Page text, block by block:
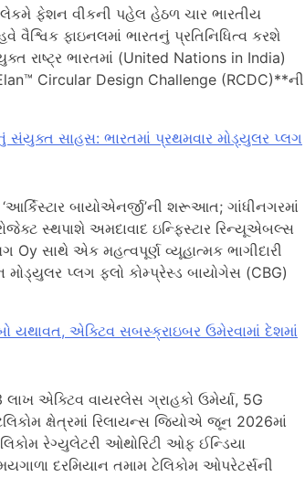
ફેશન વીકની પહેલ હેઠળ ચાર ભારતીય
વૈશ્વિક ફાઇનલમાં ભારતનું પ્રતિનિધિત્વ કરશે
રાષ્ટ્ર ભારતમાં (United Nations in India)
Circular Design Challenge (RCDC)**ની
સંયુક્ત સાહસ: ભારતમાં પ્રથમવાર મોડ્યુલર પ્લગ
બાયોએનર્જી’ની શરૂઆત; ગાંધીનગરમાં
સ્થપાશે અમદાવાદ ઇન્ફિસ્ટાર રિન્યૂએબલ્સ
Oy સાથે એક મહત્વપૂર્ણ વ્યૂહાત્મક ભાગીદારી
પ્લગ ફ્લો કોમ્પ્રેસ્ડ બાયોગેસ (CBG)
યથાવત, એક્ટિવ સબસ્ક્રાઇબર ઉમેરવામાં દેશમાં
લાખ એક્ટિવ વાયરલેસ ગ્રાહકો ઉમેર્યા, 5G
ક્ષેત્રમાં રિલાયન્સ જિયોએ જૂન 2026માં
રેગ્યુલેટરી ઓથોરિટી ઓફ ઈન્ડિયા
દરમિયાન તમામ ટેલિકોમ ઓપરેટર્સની